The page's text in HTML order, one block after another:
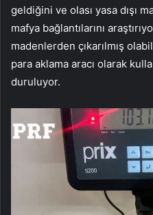
geldiğini ve olası yasa dışı
mafya bağlantılarını
madenlerden çıkarılmış
para aklama aracı olarak
duruluyor.